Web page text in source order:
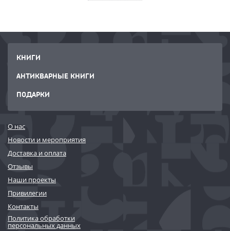
КНИГИ
АНТИКВАРНЫЕ КНИГИ
ПОДАРКИ
О нас
Новости и мероприятия
Доставка и оплата
Отзывы
Наши проекты
Привилегии
Контакты
Политика обработки
персональных данных